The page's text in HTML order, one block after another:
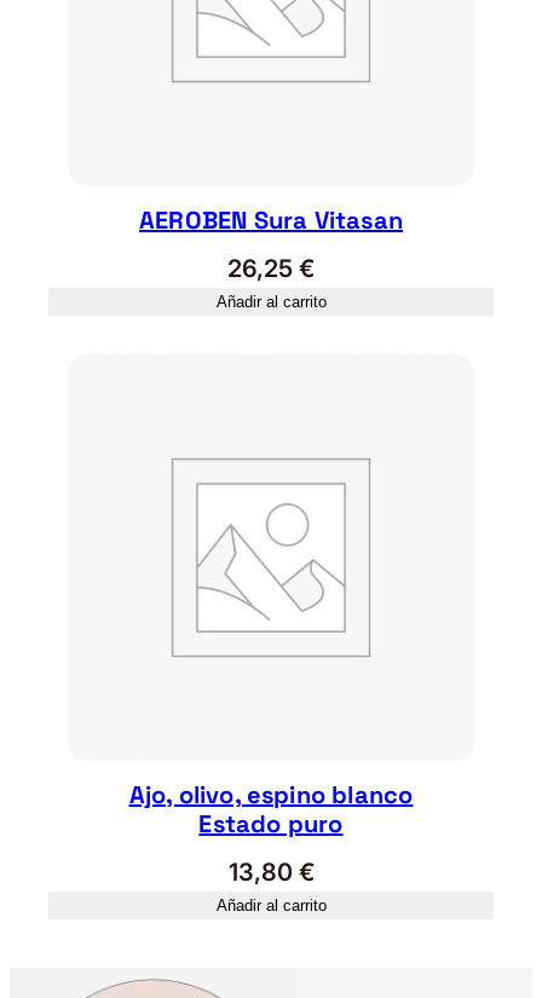
AEROBEN Sura Vitasan
26,25 €
Añadir al carrito
Ajo, olivo, espino blanco
Estado puro
13,80 €
Añadir al carrito